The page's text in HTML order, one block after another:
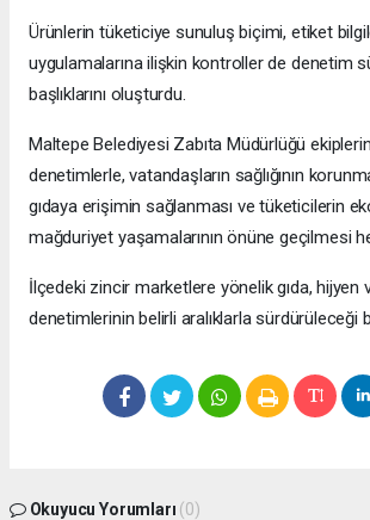
Ürünlerin tüketiciye sunuluş biçimi, etiket
uygulamalarına ilişkin kontroller de denetim
başlıklarını oluşturdu.
Maltepe Belediyesi Zabıta Müdürlüğü
denetimlerle, vatandaşların sağlığının
gıdaya erişimin sağlanması ve tüketicilerin
mağduriyet yaşamalarının önüne geçilmesi
İlçedeki zincir marketlere yönelik gıda, hijyen
denetimlerinin belirli aralıklarla sürdürüleceği
Okuyucu Yorumları (0)